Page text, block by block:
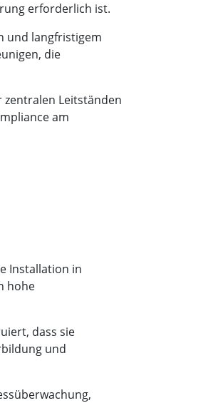
erforderlich ist.
und langfristigem
die
Leitständen
am
Installation in
hohe
dass sie
und